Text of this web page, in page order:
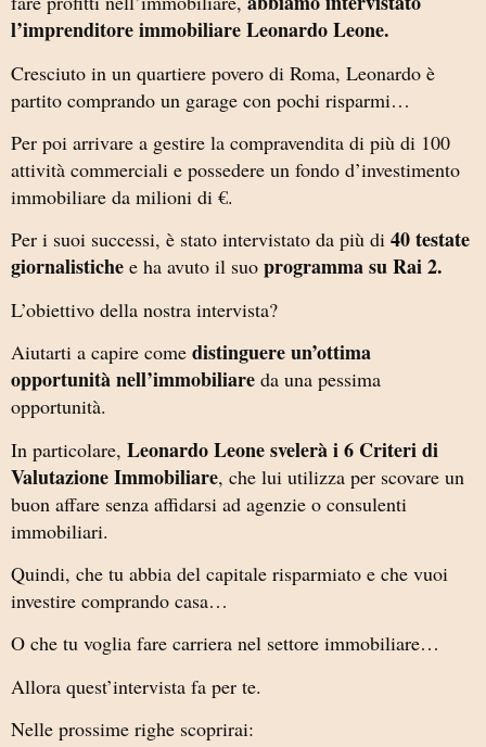
l’imprenditore immobiliare Leonardo Leone.
Cresciuto in un quartiere povero di Roma, Leonardo è
partito comprando un garage con pochi risparmi…
Per poi arrivare a gestire la compravendita di più di 100
attività commerciali e possedere un fondo d’investimento
immobiliare da milioni di €.
Per i suoi successi, è stato intervistato da più di 40 testate
giornalistiche e ha avuto il suo programma su Rai 2.
L’obiettivo della nostra intervista?
Aiutarti a capire come distinguere un’ottima
opportunità nell’immobiliare da una pessima
opportunità.
In particolare, Leonardo Leone svelerà i 6 Criteri di
Valutazione Immobiliare, che lui utilizza per scovare un
buon affare senza affidarsi ad agenzie o consulenti
immobiliari.
Quindi, che tu abbia del capitale risparmiato e che vuoi
investire comprando casa…
O che tu voglia fare carriera nel settore immobiliare…
Allora quest’intervista fa per te.
Nelle prossime righe scoprirai: